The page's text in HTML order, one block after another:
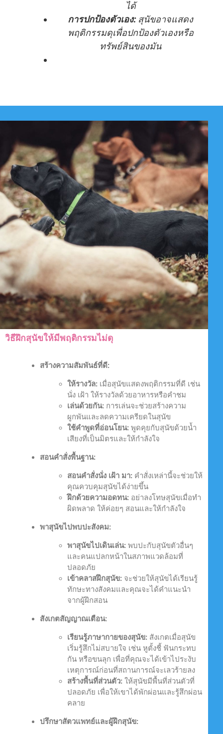
ได้
การปกป้องตัวเอง:สุนัขอาจแสดง
พฤติกรรมดุเพื่อปกป้องตัวเองหรือ
ทรัพย์สินของมัน
วิธีฝึกสุนัขให้มีพฤติกรรมไม่ดุ
สร้างความสัมพันธ์ที่ดี:
ให้รางวัล: เมื่อสุนัขแสดงพฤติกรรมที่ดี เช่น
นั่ง เฝ้า ให้รางวัลด้วยอาหารหรือคำชม
เล่นด้วยกัน: การเล่นจะช่วยสร้างความ
ผูกพันและลดความเครียดในสุนัข
ใช้คำพูดที่อ่อนโยน: พูดคุยกับสุนัขด้วยน้ำ
เสียงที่เป็นมิตรและให้กำลังใจ
สอนคำสั่งพื้นฐาน:
สอนคำสั่งนั่ง เฝ้า มา: คำสั่งเหล่านี้จะช่วยให้
คุณควบคุมสุนัขได้ง่ายขึ้น
ฝึกด้วยความอดทน: อย่าลงโทษสุนัขเมื่อทำ
ผิดพลาด ให้ค่อยๆ สอนและให้กำลังใจ
พาสุนัขไปพบปะสังคม:
พาสุนัขไปเดินเล่น: พบปะกับสุนัขตัวอื่นๆ
และคนแปลกหน้าในสภาพแวดล้อมที่
ปลอดภัย
เข้าคลาสฝึกสุนัข: จะช่วยให้สุนัขได้เรียนรู้
ทักษะทางสังคมและคุณจะได้คำแนะนำ
จากผู้ฝึกสอน
สังเกตสัญญาณเตือน:
เรียนรู้ภาษากายของสุนัข: สังเกตเมื่อสุนัข
เริ่มรู้สึกไม่สบายใจ เช่น หูตั้งชี้ ฟันกระทบ
กัน หรือขนลุก เพื่อที่คุณจะได้เข้าไประงับ
เหตุการณ์ก่อนที่สถานการณ์จะเลวร้ายลง
สร้างพื้นที่ส่วนตัว: ให้สุนัขมีพื้นที่ส่วนตัวที่
ปลอดภัย เพื่อให้เขาได้พักผ่อนและรู้สึกผ่อน
คลาย
ปรึกษาสัตวแพทย์และผู้ฝึกสุนัข: